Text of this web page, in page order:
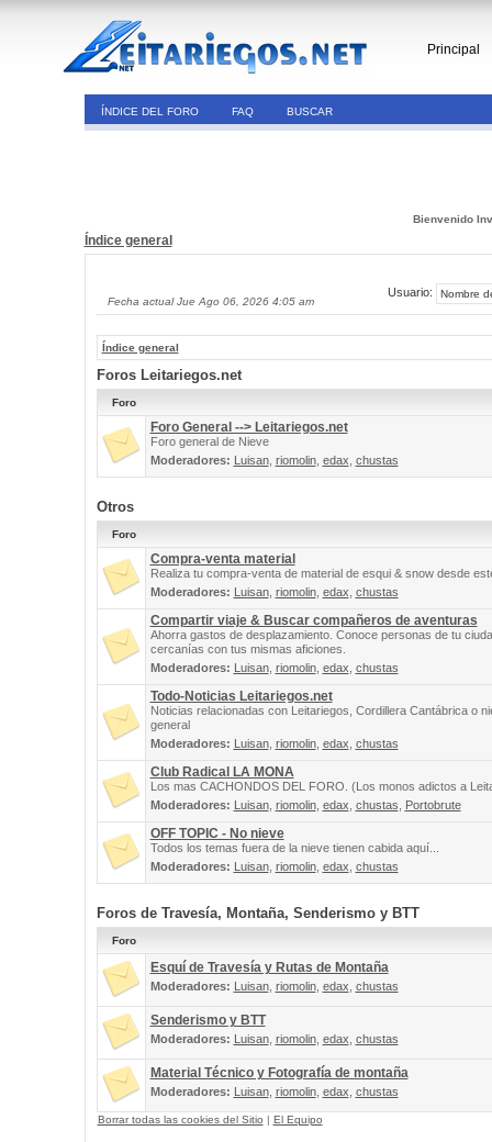
Principal
ÍNDICE DEL FORO FAQ BUSCAR
Bienvenido
Índice general
Fecha actual Jue Ago 06, 2026 4:05 am
Usuario:
Índice general
Foros Leitariegos.net
Foro
Foro General --> Leitariegos.net
Foro general de Nieve
Moderadores: Luisan, riomolin, edax chustas
Otros
Foro
Compra-venta material
Realiza tu compra-venta de material de esqui & snow desde
Moderadores: Luisan, riomolin, edax chustas
Compartir viaje & Buscar compañeros de aventuras
Ahorra gastos de desplazamiento. Conoce personas de tu
cercanías con tus mismas aficiones.
Moderadores: Luisan, riomolin, edax chustas
Todo-Noticias Leitariegos.net
Noticias relacionadas con Leitariegos, Cordillera Cantábrica o
general
Moderadores: Luisan, riomolin, edax chustas
Club Radical LA MONA
Los mas CACHONDOS DEL FORO. (Los monos adictos a
Moderadores: Luisan, riomolin, edax chustas Portobrute
OFF TOPIC - No nieve
Todos los temas fuera de la nieve tienen cabida aquí...
Moderadores: Luisan, riomolin, edax chustas
Foros de Travesía, Montaña, Senderismo y BTT
Foro
Esquí de Travesía y Rutas de Montaña
Moderadores: Luisan, riomolin, edax chustas
Senderismo y BTT
Moderadores: Luisan, riomolin, edax chustas
Material Técnico y Fotografía de montaña
Moderadores: Luisan, riomolin, edax chustas
Borrar todas las cookies del Sitio | El Equipo